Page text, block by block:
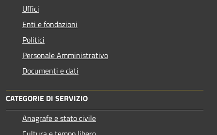
Uffici
Enti e fondazioni
Politici
Personale Amministrativo
Documenti e dati
CATEGORIE DI SERVIZIO
Anagrafe e stato civile